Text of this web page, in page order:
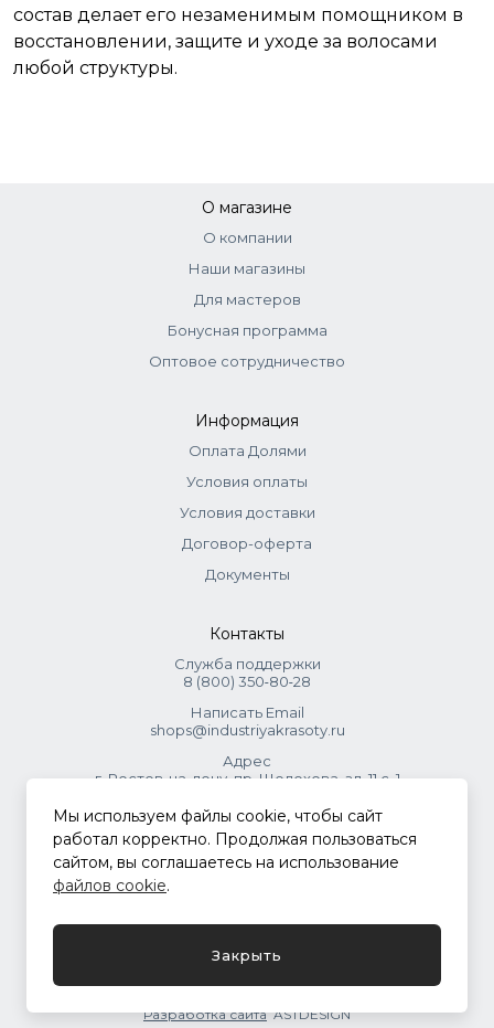
состав делает его незаменимым помощником в
восстановлении, защите и уходе за волосами
любой структуры.
О магазине
О компании
Наши магазины
Для мастеров
Бонусная программа
Оптовое сотрудничество
Информация
Оплата Долями
Условия оплаты
Условия доставки
Договор-оферта
Документы
Контакты
Служба поддержки
8 (800) 350‑80‑28
Написать Email
shops@industriyakrasoty.ru
Адрес
г. Ростов-на-дону, пр. Шолохова, зд. 11 с. 1
© 2026 Индустрия красоты.
.
Разработка сайтаASTDESIGN
Мы используем файлы cookie, чтобы сайт
работал корректно. Продолжая пользоваться
сайтом, вы соглашаетесь на использование
файлов cookie.
Закрыть